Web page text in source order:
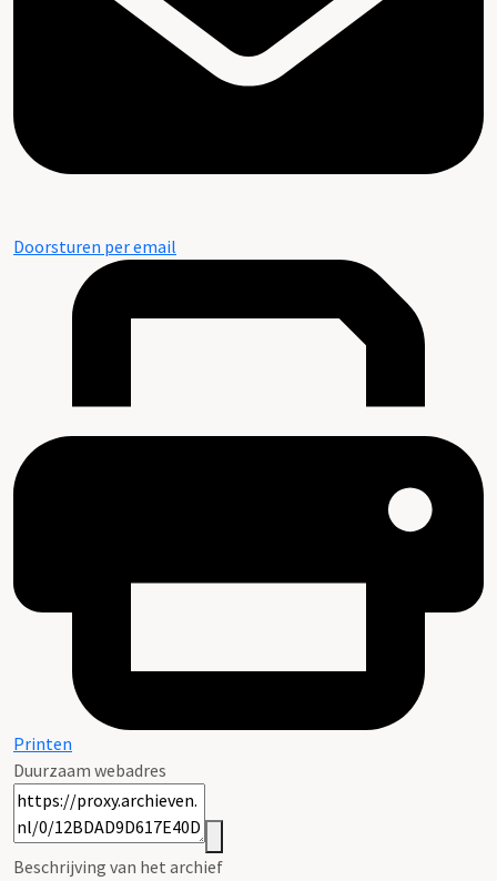
Doorsturen per email
Printen
Duurzaam webadres
Beschrijving van het archief